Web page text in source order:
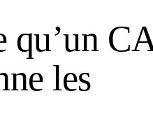
qu’un
les